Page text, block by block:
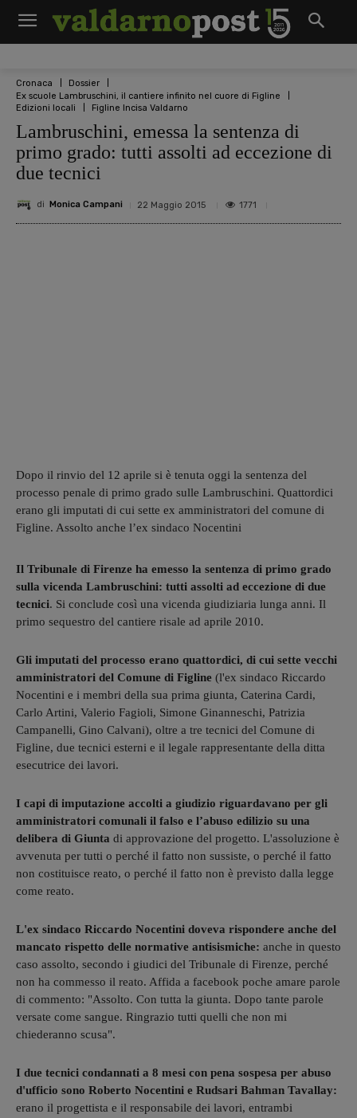
Cronaca
Dossier
Ex scuole Lambruschini, il cantiere infinito nel cuore di Figline
Edizioni locali
Figline Incisa Valdarno
Lambruschini, emessa la sentenza di
primo grado: tutti assolti ad eccezione di
due tecnici
di Monica Campani 22 Maggio 2015 1771
Dopo il rinvio del 12 aprile si è tenuta oggi la sentenza del
processo penale di primo grado sulle Lambruschini. Quattordici
erano gli imputati di cui sette ex amministratori del comune di
Figline. Assolto anche l’ex sindaco Nocentini
Il Tribunale di Firenze ha emesso la sentenza di primo grado
sulla vicenda Lambruschini: tutti assolti ad eccezione di due
tecnici. Si conclude così una vicenda giudiziaria lunga anni. Il
primo sequestro del cantiere risale ad aprile 2010.
Gli imputati del processo erano quattordici, di cui sette vecchi
amministratori del Comune di Figline (l'ex sindaco Riccardo
Nocentini e i membri della sua prima giunta, Caterina Cardi,
Carlo Artini, Valerio Fagioli, Simone Ginanneschi, Patrizia
Campanelli, Gino Calvani), oltre a tre tecnici del Comune di
Figline, due tecnici esterni e il legale rappresentante della ditta
esecutrice dei lavori.
I capi di imputazione accolti a giudizio riguardavano per gli
amministratori comunali il falso e l’abuso edilizio su una
delibera di Giunta di approvazione del progetto. L'assoluzione è
avvenuta per tutti o perché il fatto non sussiste, o perché il fatto
non costituisce reato, o perché il fatto non è previsto dalla legge
come reato.
L'ex sindaco Riccardo Nocentini doveva rispondere anche del
mancato rispetto delle normative antisismiche: anche in questo
caso assolto, secondo i giudici del Tribunale di Firenze, perché
non ha commesso il reato. Affida a facebook poche amare parole
di commento: "Assolto. Con tutta la giunta. Dopo tante parole
versate come sangue. Ringrazio tutti quelli che non mi
chiederanno scusa".
I due tecnici condannati a 8 mesi con pena sospesa per abuso
d'ufficio sono Roberto Nocentini e Rudsari Bahman Tavallay:
erano il progettista e il responsabile dei lavori, entrambi